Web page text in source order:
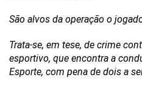
São alvos da operação o
Trata-se, em tese, de crime
esportivo, que encontra a
Esporte, com pena de dois a